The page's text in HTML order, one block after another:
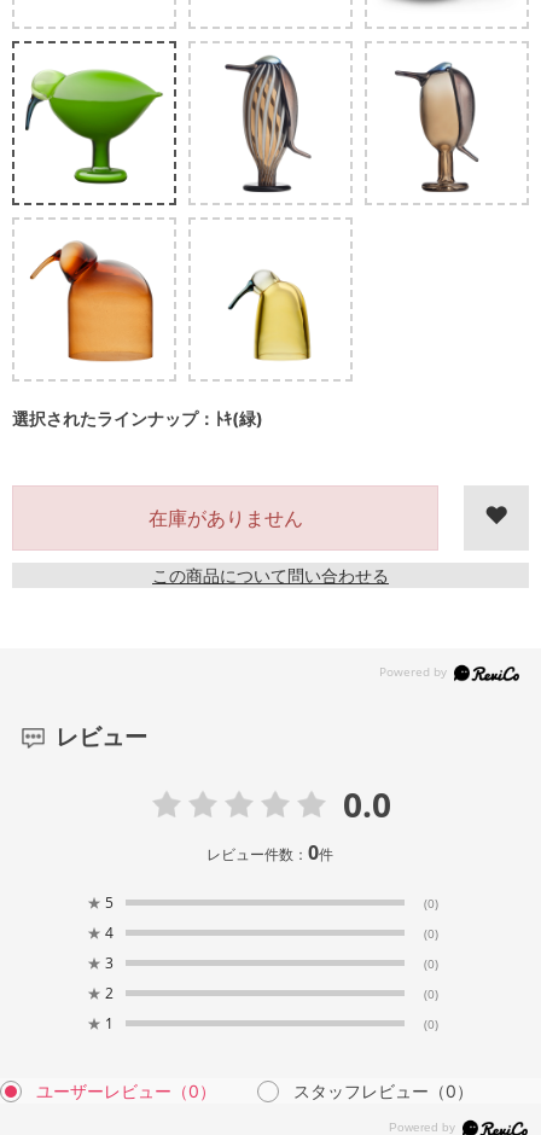
選択されたラインナップ：ﾄｷ(緑)
在庫がありません
この商品について問い合わせる
レビュー
0.0
レビュー件数：0件
★ 5 (0)
★ 4 (0)
★ 3 (0)
★ 2 (0)
★ 1 (0)
ユーザーレビュー （0） スタッフレビュー （0）